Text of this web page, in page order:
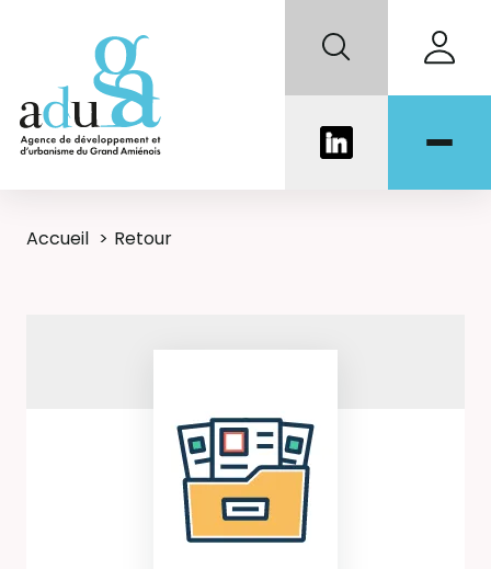
Accueil Retour